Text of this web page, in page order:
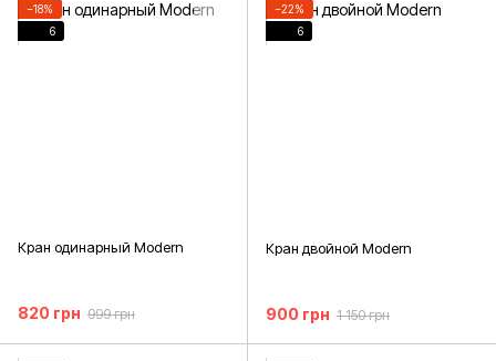
−18%
6
Кран одинарный Modern
820 грн 999 грн
−22%
6
Кран двойной Modern
900 грн 1 150 грн